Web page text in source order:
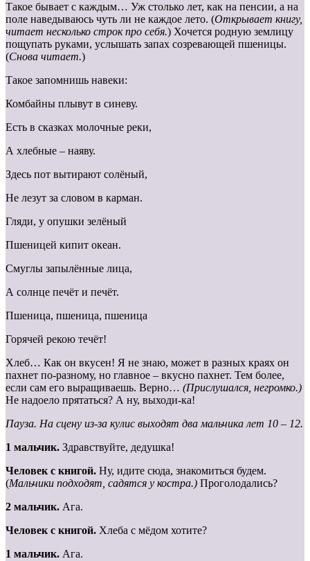
Такое бывает с каждым… Уж столько лет, как на пенсии, а на
поле наведываюсь чуть ли не каждое лето. (Открывает книгу,
читает несколько строк про себя.) Хочется родную землицу
пощупать руками, услышать запах созревающей пшеницы.
(Снова читает.)
Такое запомнишь навеки:
Комбайны плывут в синеву.
Есть в сказках молочные реки,
А хлебные – наяву.
Здесь пот вытирают солёный,
Не лезут за словом в карман.
Гляди, у опушки зелёный
Пшеницей кипит океан.
Смуглы запылённые лица,
А солнце печёт и печёт.
Пшеница, пшеница, пшеница
Горячей рекою течёт!
Хлеб… Как он вкусен! Я не знаю, может в разных краях он
пахнет по-разному, но главное – вкусно пахнет. Тем более,
если сам его выращиваешь. Верно… (Прислушался, негромко.)
Не надоело прятаться? А ну, выходи-ка!
Пауза. На сцену из-за кулис выходят два мальчика лет 10 – 12.
1 мальчик. Здравствуйте, дедушка!
Человек с книгой. Ну, идите сюда, знакомиться будем.
(Мальчики подходят, садятся у костра.) Проголодались?
2 мальчик. Ага.
Человек с книгой. Хлеба с мёдом хотите?
1 мальчик. Ага.